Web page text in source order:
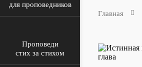
для проповедников
Проповеди
стих за стихом
Главная